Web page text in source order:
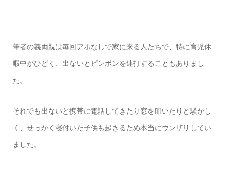
筆者の義両親は毎回アポなしで家に来る人たちで、特に育児休
暇中がひどく、出ないとピンポンを連打することもありまし
た。
それでも出ないと携帯に電話してきたり窓を叩いたりと騒がし
く、せっかく寝付いた子供も起きるため本当にウンザリしてい
ました。